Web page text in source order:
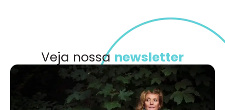
Veja nossa newsletter